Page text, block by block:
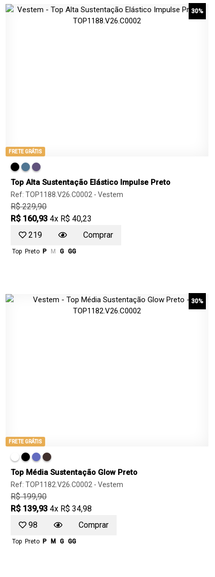
30%
FRETE GRÁTIS
Top Alta Sustentação Elástico Impulse Preto
Ref: TOP1188.V26.C0002 - Vestem
R$ 229,90
R$ 160,93 4x R$ 40,23
219
Comprar
Top Preto P M G GG
30%
FRETE GRÁTIS
Top Média Sustentação Glow Preto
Ref: TOP1182.V26.C0002 - Vestem
R$ 199,90
R$ 139,93 4x R$ 34,98
98
Comprar
Top Preto P M G GG